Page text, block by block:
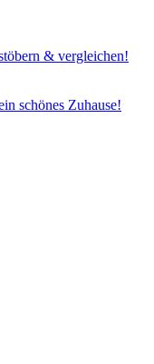
& vergleichen!
schönes Zuhause!